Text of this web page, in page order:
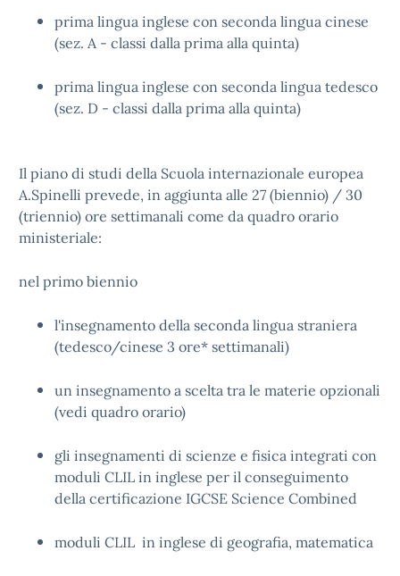
prima lingua inglese con seconda lingua cinese
(sez. A - classi dalla prima alla quinta)
prima lingua inglese con seconda lingua tedesco
(sez. D - classi dalla prima alla quinta)
Il piano di studi della Scuola internazionale europea
A.Spinelli prevede, in aggiunta alle 27 (biennio) / 30
(triennio) ore settimanali come da quadro orario
ministeriale:
nel primo biennio
l'insegnamento della seconda lingua straniera
(tedesco/cinese 3 ore* settimanali)
un insegnamento a scelta tra le materie opzionali
(vedi quadro orario)
gli insegnamenti di scienze e fisica integrati con
moduli CLIL in inglese per il conseguimento
della certificazione IGCSE Science Combined
moduli CLIL in inglese di geografia, matematica